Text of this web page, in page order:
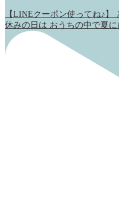
【LINEクーポン使ってね♪
休みの日は おうちの中で夏に